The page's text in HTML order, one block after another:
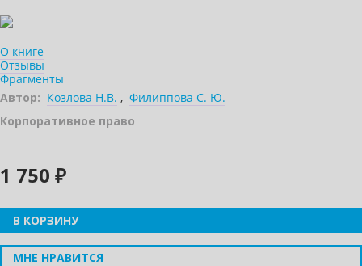
О книге
Отзывы
Фрагменты
Автор: Козлова Н.В. , Филиппова С. Ю.
Корпоративное право
1 750 ₽
В КОРЗИНУ
МНЕ НРАВИТСЯ